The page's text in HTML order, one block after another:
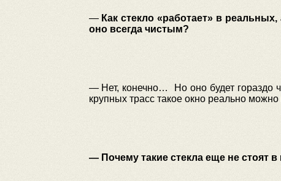
— Как стекло «работает» в
оно всегда чистым?
— Нет, конечно… Но оно будет гораздо
крупных трасс такое окно реально
— Почему такие стекла еще не стоят